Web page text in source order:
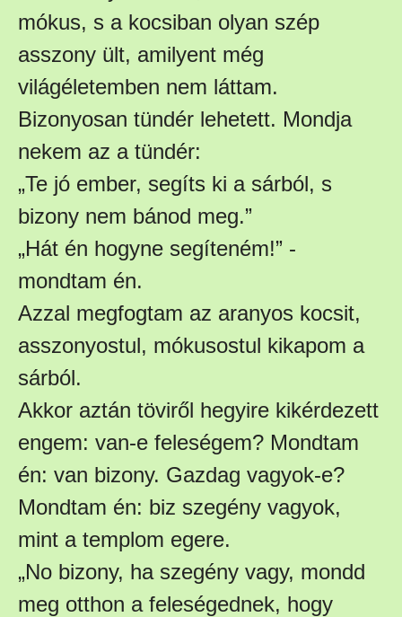
mókus, s a kocsiban olyan szép
asszony ült, amilyent még
világéletemben nem láttam.
Bizonyosan tündér lehetett. Mondja
nekem az a tündér:
„Te jó ember, segíts ki a sárból, s
bizony nem bánod meg.”
„Hát én hogyne segíteném!” -
mondtam én.
Azzal megfogtam az aranyos kocsit,
asszonyostul, mókusostul kikapom a
sárból.
Akkor aztán töviről hegyire kikérdezett
engem: van-e feleségem? Mondtam
én: van bizony. Gazdag vagyok-e?
Mondtam én: biz szegény vagyok,
mint a templom egere.
„No bizony, ha szegény vagy, mondd
meg otthon a feleségednek, hogy